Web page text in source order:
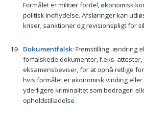
Formålet er militær fordel, økonomisk
politisk indflydelse. Afsløringer kan
kriser, sanktioner og revisionspligt for
Dokumentfalsk: Fremstilling, ændring
forfalskede dokumenter, f.eks.
eksamensbeviser, for at opnå retlige
hvis formålet er økonomisk vinding
yderligere kriminalitet som bedrageri
opholdstilladelse.